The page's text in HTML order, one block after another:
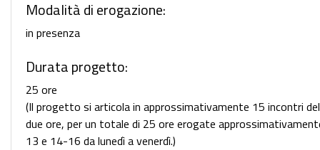
Modalità di erogazione:
in presenza
Durata progetto:
25 ore
(Il progetto si articola in approssimativamente 15 incontri
due ore, per un totale di 25 ore erogate
13 e 14-16 da lunedì a venerdì.)